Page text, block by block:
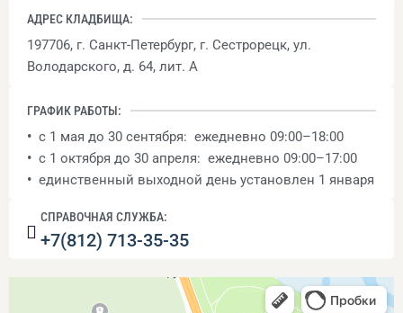
АДРЕС КЛАДБИЩА:
197706, г. Санкт-Петербург, г. Сестрорецк, ул.
Володарского, д. 64, лит. А
ГРАФИК РАБОТЫ:
• с 1 мая до 30 сентября: ежедневно 09:00–18:00
• с 1 октября до 30 апреля: ежедневно 09:00–17:00
• единственный выходной день установлен 1 января
СПРАВОЧНАЯ СЛУЖБА:
+7(812) 713-35-35